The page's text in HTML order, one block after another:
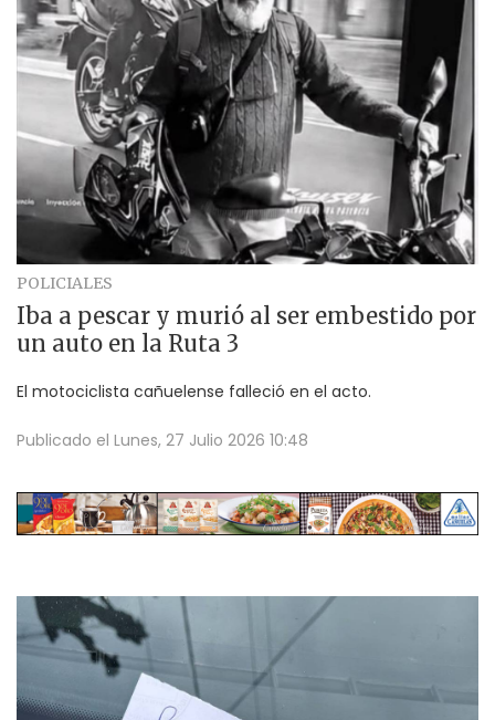
POLICIALES
Iba a pescar y murió al ser embestido por
un auto en la Ruta 3
El motociclista cañuelense falleció en el acto.
Publicado el Lunes, 27 Julio 2026 10:48